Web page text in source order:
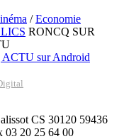
/Economie
RONCQ SUR
CS 30120 59436
03 20 25 64 00